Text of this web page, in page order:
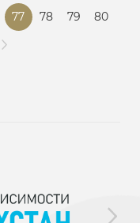
77 78 79
80